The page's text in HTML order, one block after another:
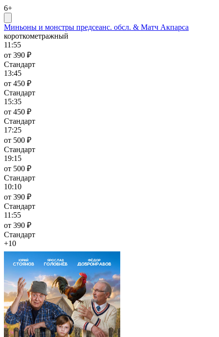
6+
Миньоны и монстры предсеанс. обсл. & Матч Акпарса
короткометражный
11:55
от 390 ₽
Стандарт
13:45
от 450 ₽
Стандарт
15:35
от 450 ₽
Стандарт
17:25
от 500 ₽
Стандарт
19:15
от 500 ₽
Стандарт
10:10
от 390 ₽
Стандарт
11:55
от 390 ₽
Стандарт
+10